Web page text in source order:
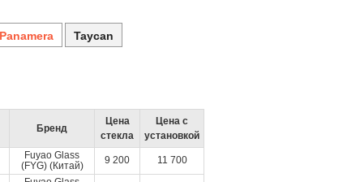
Panamera Taycan
Бренд
Цена
стекла
Цена с
установкой
Fuyao Glass
(FYG) (Китай)
9 200
11 700